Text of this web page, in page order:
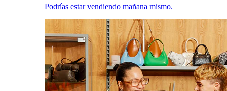
Podrías estar vendiendo mañana mismo.